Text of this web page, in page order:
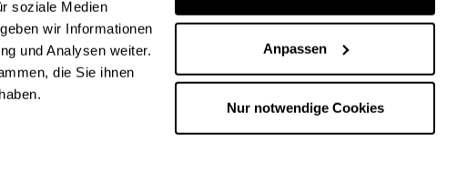
soziale Medien
wir Informationen
und Analysen weiter.
die Sie ihnen
Anpassen
Nur notwendige Cookies
your
methods
Within to independent entities that
evaluate our quality.
Alle Rechte vorbehalten. CIF: B65890642.